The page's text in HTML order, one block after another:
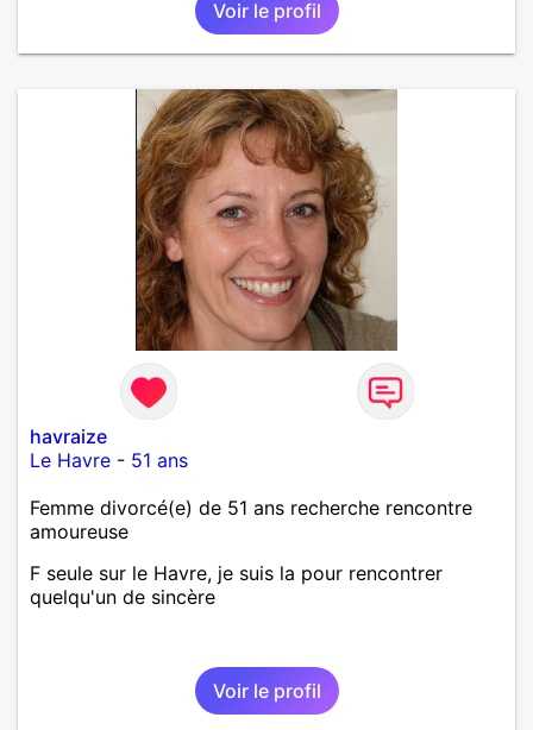
Voir le profil
havraize
Le Havre - 51 ans
Femme divorcé(e) de 51 ans recherche rencontre
amoureuse
F seule sur le Havre, je suis la pour rencontrer
quelqu'un de sincère
Voir le profil